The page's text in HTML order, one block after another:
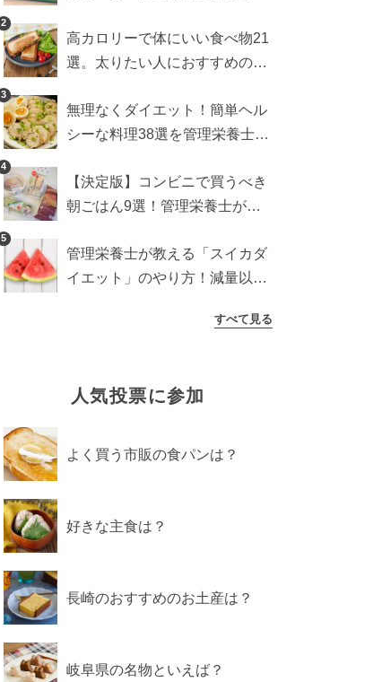
2
高カロリーで体にいい食べ物21
選。太りたい人におすすめのレ
3
無理なくダイエット！簡単ヘル
シーな料理38選を管理栄養士が
4
【決定版】コンビニで買うべき
朝ごはん9選！管理栄養士がロ
厳選
5
管理栄養士が教える「スイカダ
イエット」のやり方！減量以外
すべて見る
人気投票に参加
よく買う市販の食パンは？
好きな主食は？
長崎のおすすめのお土産は？
岐阜県の名物といえば？